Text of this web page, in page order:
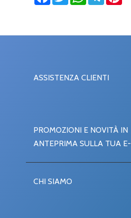
ASSISTENZA CLIENTI
PROMOZIONI E NOVITÀ IN
ANTEPRIMA SULLA TUA
CHI SIAMO